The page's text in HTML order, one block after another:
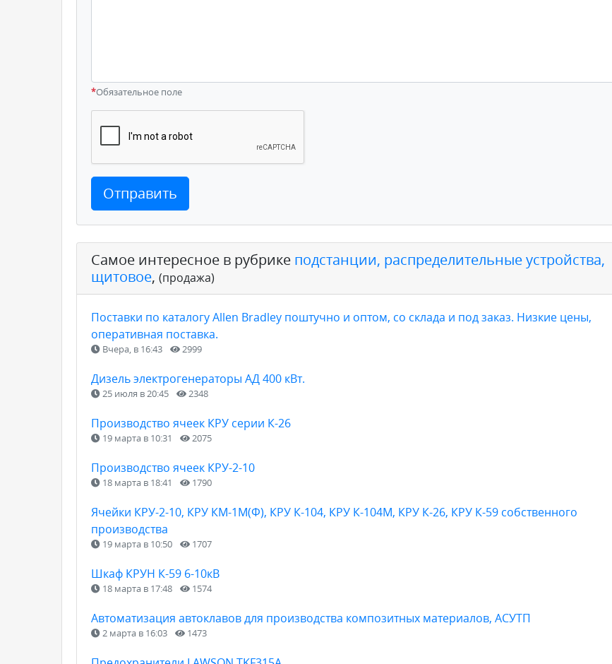
*Обязательное поле
Отправить
Самое интересное в рубрике подстанции, распределительные устройства,
щитовое, (продажа)
Поставки по каталогу Allen Bradley поштучно и оптом, со склада и под заказ. Низкие цены,
оперативная поставка.
Вчера, в 16:43 2999
Дизель электрогенераторы АД 400 кВт.
25 июля в 20:45 2348
Производство ячеек КРУ серии К-26
19 марта в 10:31 2075
Производство ячеек КРУ-2-10
18 марта в 18:41 1790
Ячейки КРУ-2-10, КРУ КМ-1М(Ф), КРУ К-104, КРУ К-104М, КРУ К-26, КРУ К-59 собственного
производства
19 марта в 10:50 1707
Шкаф КРУН К-59 6-10кВ
18 марта в 17:48 1574
Автоматизация автоклавов для производства композитных материалов, АСУТП
2 марта в 16:03 1473